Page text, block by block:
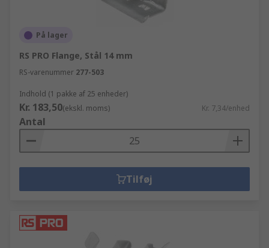
På lager
RS PRO Flange, Stål 14 mm
RS-varenummer 277-503
Indhold (1 pakke af 25 enheder)
Kr. 183,50(ekskl. moms) Kr. 7,34/enhed
Antal
Tilføj